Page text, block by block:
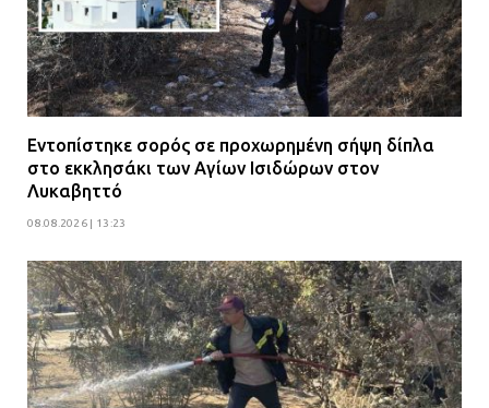
Εντοπίστηκε σορός σε προχωρημένη σήψη δίπλα
στο εκκλησάκι των Αγίων Ισιδώρων στον
Λυκαβηττό
08.08.2026 | 13:23